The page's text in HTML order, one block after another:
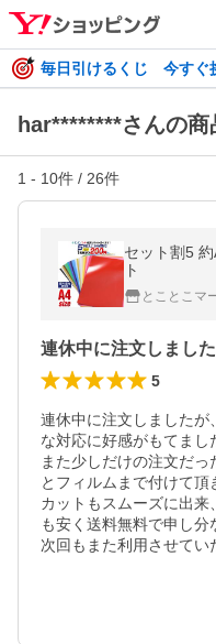
毎日引けるくじ 今すぐ
har********さんの商
1 - 10件 / 26件
セット割5
ト
とことこマ
5
連休中に注文しましたが
な対応に好感がもてまし
また少しだけの注文だ
とフィルムまで付けて頂
カットもスムーズに出
も安く送料無料で申し分
次回もまた利用させてい